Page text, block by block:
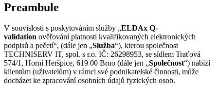
Preambule
V souvislosti s poskytováním služby „ELDAx Q-
validation ověřování platnosti kvalifikovaných elektronických
podpisů a pečetí“, (dále jen „Služba“), kterou společnost
TECHNISERV IT, spol. s r.o. IČ: 26298953, se sídlem Traťová
574/1, Horní Heršpice, 619 00 Brno (dále jen „Společnost“) nabízí
klientům (uživatelům) v rámci své podnikatelské činnosti, může
docházet ke zpracování osobních údajů fyzických osob.